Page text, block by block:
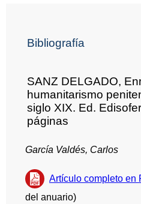
Bibliografía
SANZ DELGADO,
humanitarismo
siglo XIX. Ed.
páginas
García Valdés, Carlos
Artículo completo en
del anuario)